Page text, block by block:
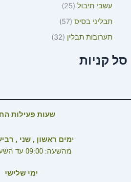
עשבי תיבול 25
תבליני בסיס 57
תערובות תבלין
32
סל קניות
שעות פעילות
ימים ראשון , שני ,
מהשעה: 09:00 עד השעה: 16:00
ימי שלישי